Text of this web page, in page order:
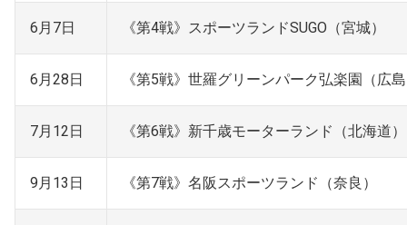
6月7日 《第4戦》スポーツランドSUGO（宮城）
6月28日 《第5戦》世羅グリーンパーク弘楽園（広
7月12日 《第6戦》新千歳モーターランド（北海道）
9月13日 《第7戦》名阪スポーツランド（奈良）